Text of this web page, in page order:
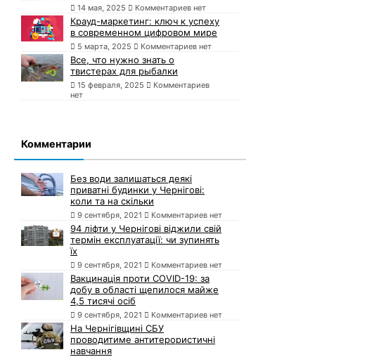
14 мая, 2025 Комментариев нет
Крауд-маркетинг: ключ к успеху
в современном цифровом мире
5 марта, 2025 Комментариев нет
Все, что нужно знать о
твистерах для рыбалки
15 февраля, 2025
Комментариев
нет
Комментарии
Без води залишаться деякі
приватні будинки у Чернігові:
коли та на скільки
9 сентября, 2021 Комментариев нет
94 ліфти у Чернігові віджили свій
термін експлуатації: чи зупинять
їх
9 сентября, 2021 Комментариев нет
Вакцинація проти COVID-19: за
добу в області щепилося майже
4,5 тисячі осіб
9 сентября, 2021 Комментариев нет
На Чернігівщині СБУ
проводитиме антитерористичні
навчання